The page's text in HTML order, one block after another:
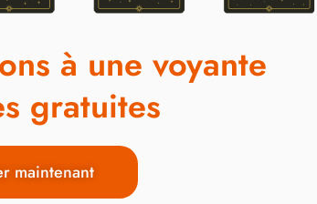
à une voyante
gratuites
maintenant